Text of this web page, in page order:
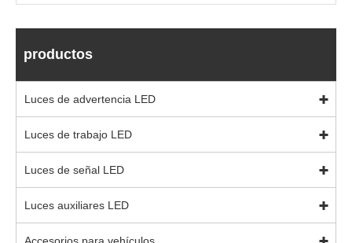
productos
Luces de advertencia LED
Luces de trabajo LED
Luces de señal LED
Luces auxiliares LED